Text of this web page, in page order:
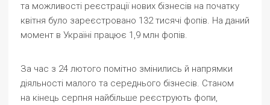
та можливості реєстрації нових бізнесів на початку
квітня було зареєстровано 132 тисячі фопів. На даний
момент в Україні працює 1,9 млн фопів.
За час з 24 лютого помітно змінились й напрямки
діяльності малого та середнього бізнесів. Станом
на кінець серпня найбільше реєструють фопи,